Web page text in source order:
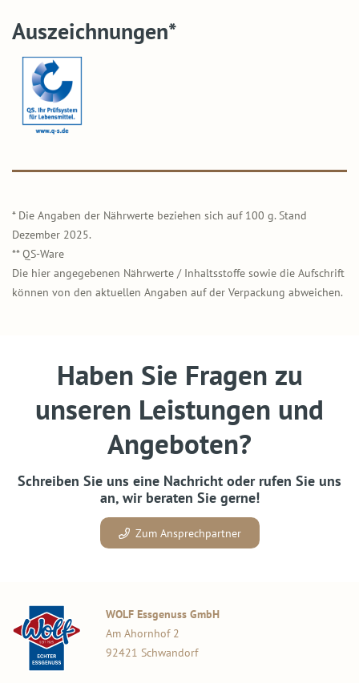
Auszeichnungen*
* Die Angaben der Nährwerte beziehen sich auf 100 g. Stand
Dezember 2025.
** QS-Ware
Die hier angegebenen Nährwerte / Inhaltsstoffe sowie die Aufschrift
können von den aktuellen Angaben auf der Verpackung abweichen.
Haben Sie Fragen zu
unseren Leistungen und
Angeboten?
Schreiben Sie uns eine Nachricht oder rufen Sie uns
an, wir beraten Sie gerne!
Zum Ansprechpartner
WOLF Essgenuss GmbH
Am Ahornhof 2
92421 Schwandorf